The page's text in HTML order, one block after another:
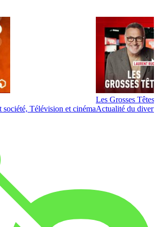
Télévision et cinéma
Les Grosses Têtes
Actualité du